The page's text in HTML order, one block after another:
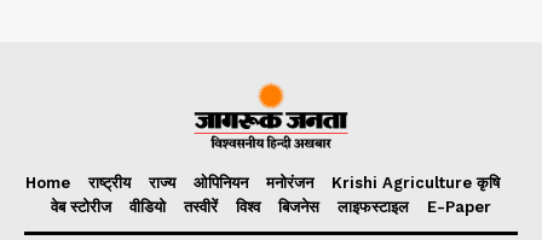
Home राष्ट्रीय राज्य ओपिनियन मनोरंजन
Krishi Agriculture कृषि
वेब स्टोरीज
वीडियो तस्वीरें विश्व बिजनेस लाइफस्टाइल E-Paper